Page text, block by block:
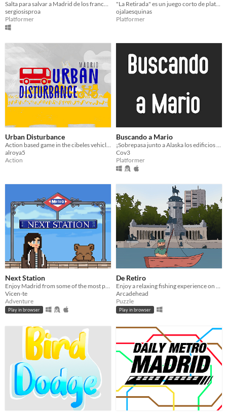
sergiosisproa
Platformer
ojalaesquinas
Platformer
Urban Disturbance
Action based game in the cibeles vehicle caos
alroya5
Action
Buscando a Mario
¡Sobrepasa junto a Alaska los edificios más emblemáticos de Madrid!
Cov3
Platformer
Next Station
Enjoy Madrid from some of the most popular metro stations
Vicen-te
Adventure
Play in browser
De Retiro
Enjoy a relaxing fishing experience on Madrid //One of the winners of the Madrid Crea Jam
Arcadehead
Puzzle
Play in browser